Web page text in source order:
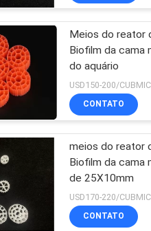
Meios do reator
Biofilm da cama
do aquário
CONTATO
meios do reator
Biofilm da cama
de 25X10mm
CONTATO